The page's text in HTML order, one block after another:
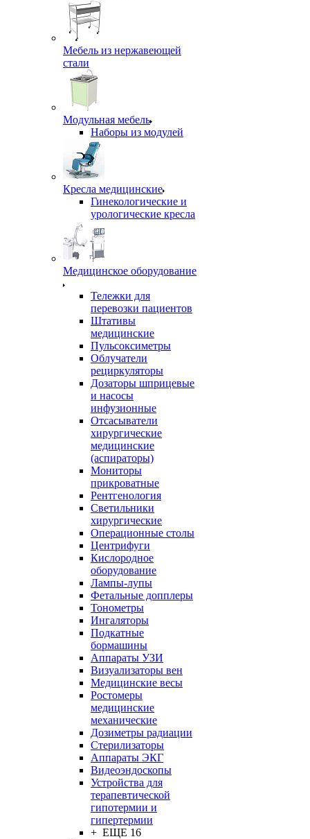
Мебель из нержавеющей
стали
Модульная мебель
Наборы из модулей
Кресла медицинские
Гинекологические и
урологические кресла
Медицинское оборудование
Тележки для
перевозки пациентов
Штативы
медицинские
Пульсоксиметры
Облучатели
рециркуляторы
Дозаторы шприцевые
и насосы
инфузионные
Отсасыватели
хирургические
медицинские
(аспираторы)
Мониторы
прикроватные
Рентгенология
Светильники
хирургические
Операционные столы
Центрифуги
Кислородное
оборудование
Лампы-лупы
Фетальные допплеры
Тонометры
Ингаляторы
Подкатные
бормашины
Аппараты УЗИ
Визуализаторы вен
Медицинские весы
Ростомеры
медицинские
механические
Дозиметры радиации
Стерилизаторы
Аппараты ЭКГ
Видеоэндоскопы
Устройства для
терапевтической
гипотермии и
гипертермии
+ ЕЩЕ 16